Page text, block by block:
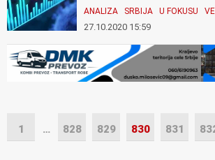
ANALIZA SRBIJA U FOKUSU
27.10.2020 15:59
1 … 828 829 830 831